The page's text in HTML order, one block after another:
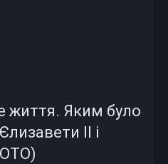
життя. Яким було
II і